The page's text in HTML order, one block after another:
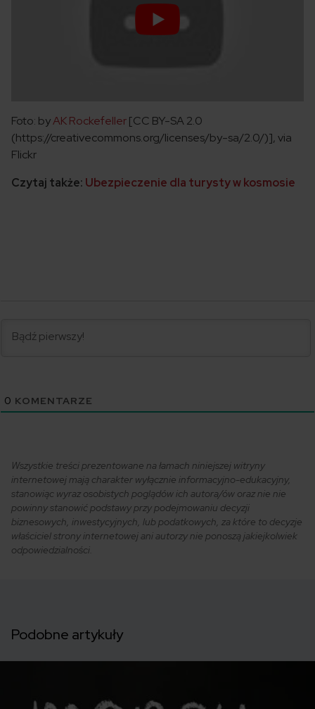
Foto: byAK Rockefeller[CC BY-SA 2.0
(https://creativecommons.org/licenses/by-sa/2.0/)], via
Flickr
Czytaj także: Ubezpieczenie dla turysty w kosmosie
0 KOMENTARZE
Wszystkie treści prezentowane na łamach niniejszej witryny
internetowej mają charakter wyłącznie informacyjno-edukacyjny,
stanowiąc wyraz osobistych poglądów ich autora/ów oraz nie nie
powinny stanowić podstawy przy podejmowaniu decyzji
biznesowych, inwestycyjnych, lub podatkowych, za które to decyzje
właściciel strony internetowej ani autorzy nie ponoszą jakiejkolwiek
odpowiedzialności.
Podobne artykuły